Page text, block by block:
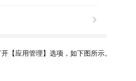
【应用管理】选项，如下图所示。